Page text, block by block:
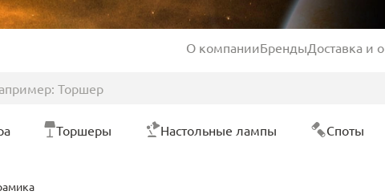
О компанииБрендыДоставка и
Торшеры Настольные лампы Споты